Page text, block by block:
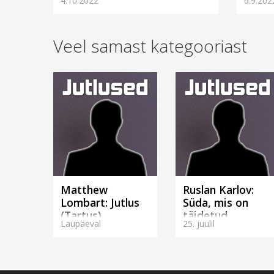
Veel samast kategooriast
Matthew
Lombart: Jutlus
(Tartus)
Laupäeval
Ruslan Karlov:
Süda, mis on
täidetud
missiooniga.
25. juulil